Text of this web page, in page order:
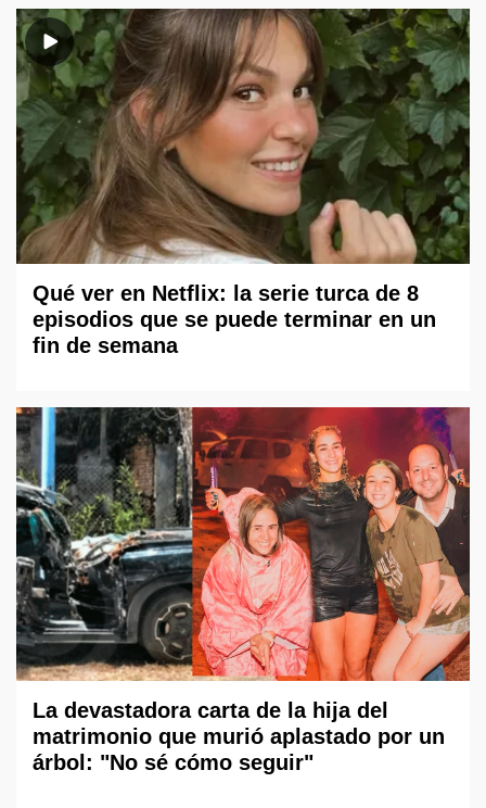
Qué ver en Netflix: la serie turca de 8
episodios que se puede terminar en un
fin de semana
La devastadora carta de la hija del
matrimonio que murió aplastado por un
árbol: "No sé cómo seguir"